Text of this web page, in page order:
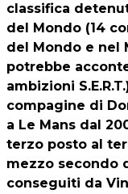
classifica
del Mondo (14
del Mondo e nel
potrebbe
ambizioni
compagine di
a Le Mans dal
terzo posto al
mezzo secondo
conseguiti da